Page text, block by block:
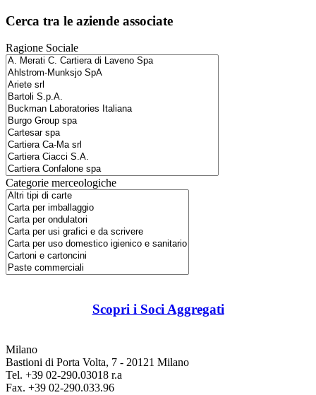
Cerca tra le aziende associate
Ragione Sociale
Categorie merceologiche
Scopri i Soci Aggregati
Milano
Bastioni di Porta Volta, 7 - 20121 Milano
Tel. +39 02-290.03018 r.a
Fax. +39 02-290.033.96